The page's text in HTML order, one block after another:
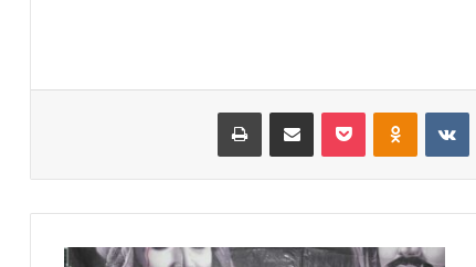
‏VKontakte
ب